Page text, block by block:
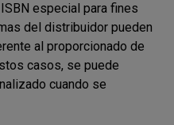
especial para fines
del distribuidor pueden
al proporcionado de
casos, se puede
cuando se